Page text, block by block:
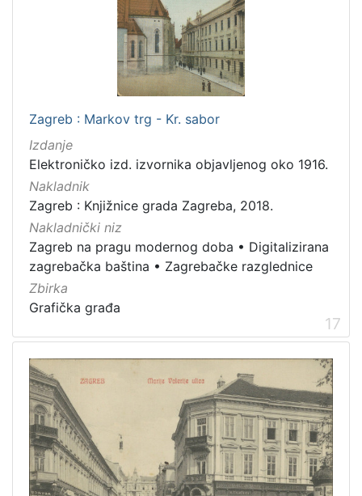
Zagreb : Markov trg - Kr. sabor
Izdanje
Elektroničko izd. izvornika objavljenog oko 1916.
Nakladnik
Zagreb : Knjižnice grada Zagreba, 2018.
Nakladnički niz
Zagreb na pragu modernog doba • Digitalizirana
zagrebačka baština • Zagrebačke razglednice
Zbirka
Grafička građa
17